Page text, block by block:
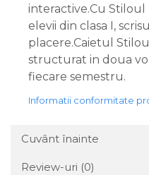
interactive.Cu Stiloul
elevii din clasa I,
placere.Caietul Stiloul
structurat in doua
fiecare semestru.
Informatii conformitate
Cuvânt înainte
Review-uri (0)